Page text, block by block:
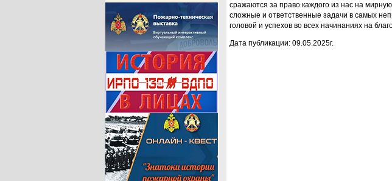
сражаются за право каждого из нас на
сложные и ответственные задачи в самых
головой и успехов во всех начинаниях на
Дата публикации: 09.05.2025г.